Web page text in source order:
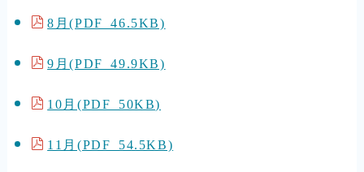
8月(PDF 46.5KB)
9月(PDF 49.9KB)
10月(PDF 50KB)
11月(PDF 54.5KB)